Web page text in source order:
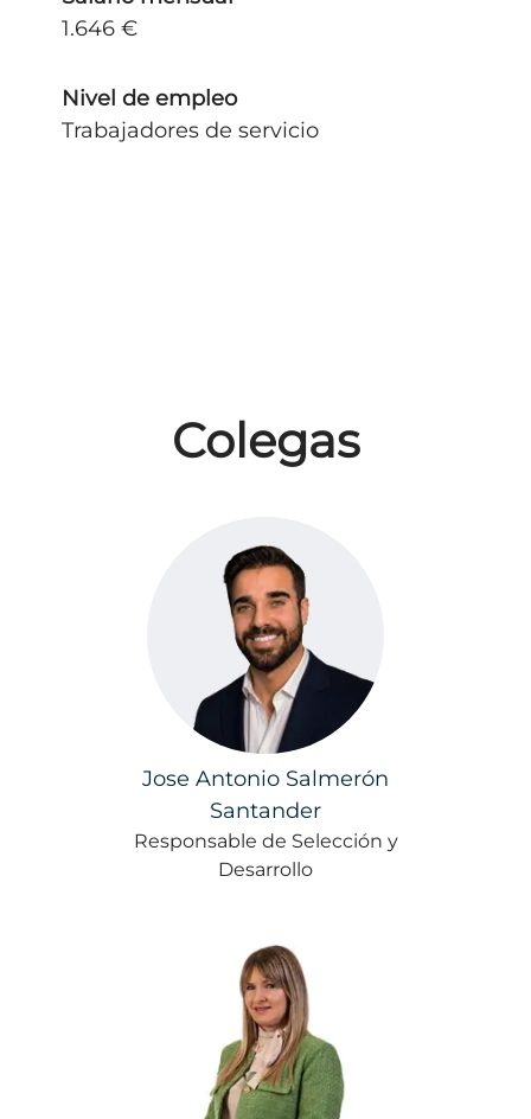
1.646 €
Nivel de empleo
Trabajadores de servicio
Colegas
Jose Antonio Salmerón
Santander
Responsable de Selección y
Desarrollo